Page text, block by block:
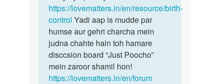
gf
ke
sath
by
mohd.imrankhan
3150
hain
https://lovematters.in/en/resource/birth-
control Yadi aap is mudde par
humse aur gehri charcha mein
judna chahte hain toh hamare
disccsion board “Just Poocho”
mein zaroor shamil hon!
https://lovematters.in/en/forum